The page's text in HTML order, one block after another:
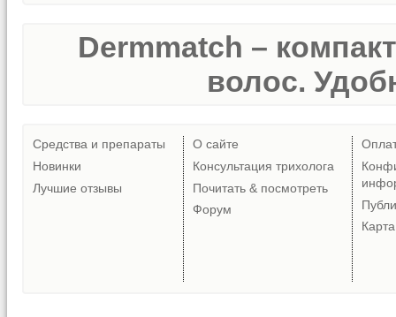
Dermmatch –
волос.
Средства и препараты
Новинки
Лучшие отзывы
О сайте
Консультация трихолога
Почитать & посмотреть
Форум